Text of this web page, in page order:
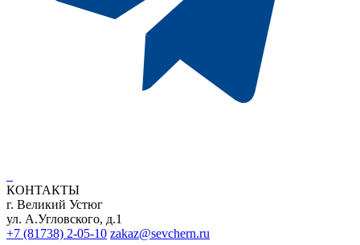
КОНТАКТЫ
г. Великий Устюг
ул. А.Угловского, д.1
+7 (81738) 2-05-10 zakaz@sevchern.ru